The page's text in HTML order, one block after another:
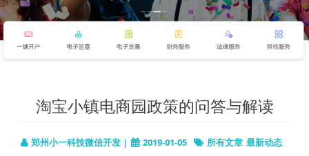
淘宝小镇电商园政策的问答与解读
郑州小一科技微信开发 | 2019-01-05 所有文章 最新动态